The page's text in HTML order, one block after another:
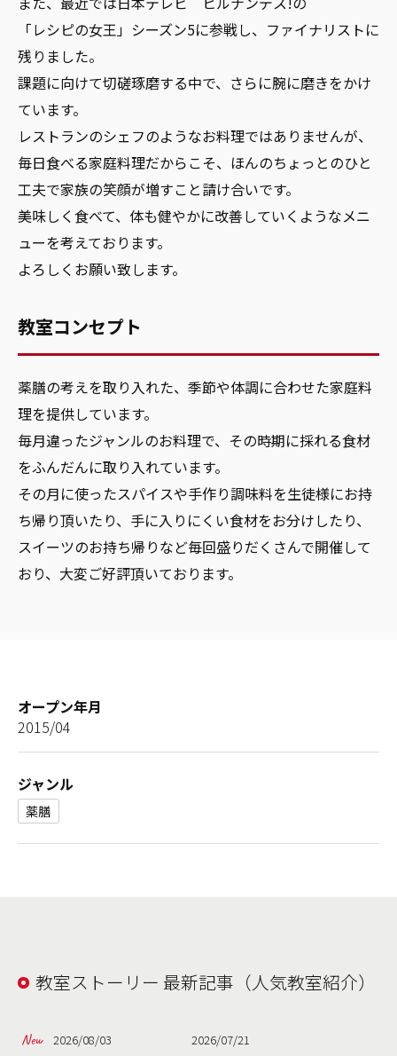
「レシピの女王」シーズン5に参戦し、ファイナリストに
残りました。
課題に向けて切磋琢磨する中で、さらに腕に磨きをかけ
ています。
レストランのシェフのようなお料理ではありませんが、
毎日食べる家庭料理だからこそ、ほんのちょっとのひと
工夫で家族の笑顔が増すこと請け合いです。
美味しく食べて、体も健やかに改善していくようなメニ
ューを考えております。
よろしくお願い致します。
教室コンセプト
薬膳の考えを取り入れた、季節や体調に合わせた家庭料
理を提供しています。
毎月違ったジャンルのお料理で、その時期に採れる食材
をふんだんに取り入れています。
その月に使ったスパイスや手作り調味料を生徒様にお持
ち帰り頂いたり、手に入りにくい食材をお分けしたり、
スイーツのお持ち帰りなど毎回盛りだくさんで開催して
おり、大変ご好評頂いております。
オープン年月
2015/04
ジャンル
薬膳
教室ストーリー 最新記事（人気教室紹介）
2026/08/03 2026/07/21